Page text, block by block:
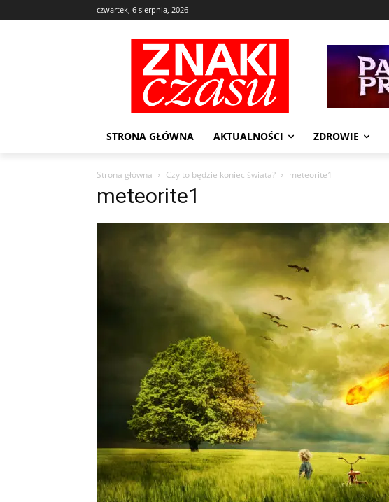
czwartek, 6 sierpnia, 2026
STRONA GŁÓWNA AKTUALNOŚCI ZDROWIE
Strona główna Czy to będzie koniec świata? meteorite1
meteorite1